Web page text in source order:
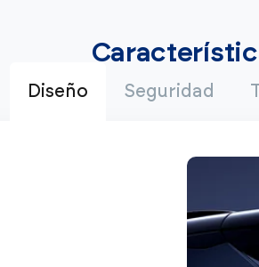
Diseño Seguridad